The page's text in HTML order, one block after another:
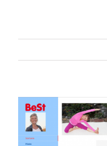
View
Larger
Image